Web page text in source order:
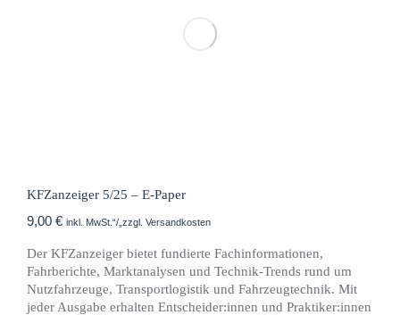
KFZanzeiger 5/25 – E-Paper
9,00 € inkl. MwSt.“/„zzgl. Versandkosten
Der KFZanzeiger bietet fundierte Fachinformationen,
Fahrberichte, Marktanalysen und Technik-Trends rund um
Nutzfahrzeuge, Transportlogistik und Fahrzeugtechnik. Mit
jeder Ausgabe erhalten Entscheider:innen und Praktiker:innen